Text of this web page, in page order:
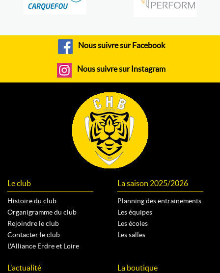
Nous suivre sur Facebook
Nous suivre sur Instagram
Le club
Histoire du club
Organigramme du club
Rejoindre le club
Contacter le club
L'Alliance Erdre et Loire
La saison 2025/2026
Planning des entrainements
Les équipes
Les écoles
Les salles
L'actualité La boutique